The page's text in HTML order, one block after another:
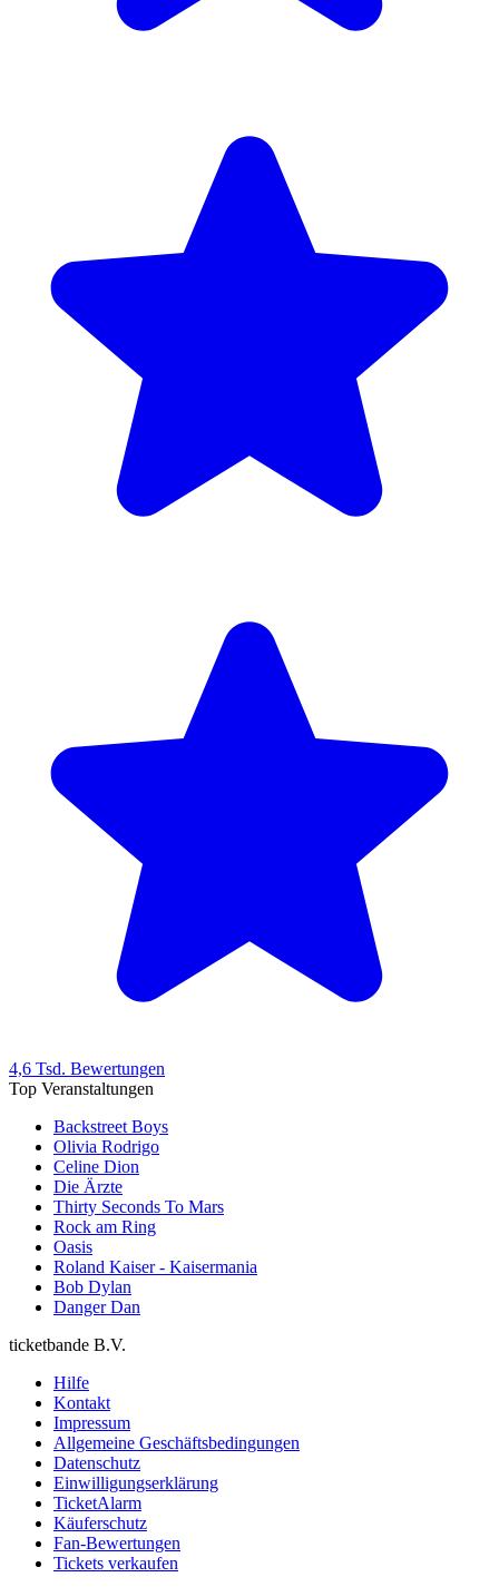
4,6 Tsd. Bewertungen
Top Veranstaltungen
Backstreet Boys
Olivia Rodrigo
Celine Dion
Die Ärzte
Thirty Seconds To Mars
Rock am Ring
Oasis
Roland Kaiser - Kaisermania
Bob Dylan
Danger Dan
ticketbande B.V.
Hilfe
Kontakt
Impressum
Allgemeine Geschäftsbedingungen
Datenschutz
Einwilligungserklärung
TicketAlarm
Käuferschutz
Fan-Bewertungen
Tickets verkaufen